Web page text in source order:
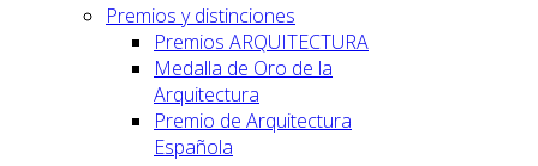
Premios y distinciones
Premios ARQUITECTURA
Medalla de Oro de la
Arquitectura
Premio de Arquitectura
Española